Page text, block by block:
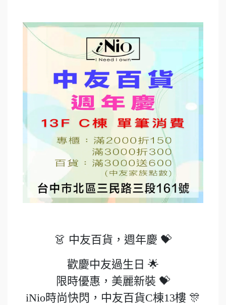
👗 中友百貨，週年慶 💝
歡慶中友過生日 🌟
限時優惠，美麗新裝 💝
iNio時尚快閃，中友百貨C棟13樓 🎊